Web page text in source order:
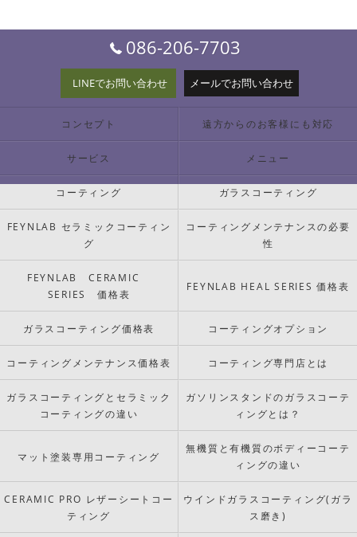
086-206-7703
LINEでお問い合わせ メールでお問い合わせ
コンセプト 遠方からのお客様にも対応
サービス メニュー
コーティング ガラスコーティング
FEYNLAB セラミックコーティン
グ
コーティングメンテナンスの必要
性
FEYNLAB CERAMIC
SERIES 価格表
FEYNLAB HEAL SERIES 価格表
ガラスコーティング価格表 コーティングオプション
コーティングメンテナンス価格表 コーティング専門店とは
ガラスコーティングとセラミック
コーティングの違い
ガソリンスタンドのガラスコーテ
ィングとは？
マット塗装専用コーティング
無機質と有機質のボディーコーテ
ィングの違い
CERAMIC PRO レザーシートコー
ティング
ウインドガラスコーティング(ガラ
ス磨き)